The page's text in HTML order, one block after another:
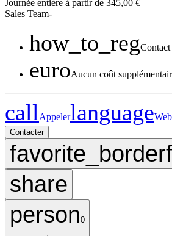
Journée entière à partir de 345,00 €
Sales Team-
how_to_reg
euroAucun coût
call Appelerlanguage
Contacter
favorite_border
share
person0